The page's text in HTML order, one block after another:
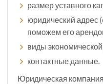
размер уставного
юридический адрес
поможем его
виды
контактные данные.
Юридическая